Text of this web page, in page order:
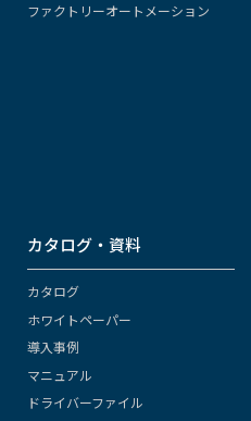
ファクトリーオートメーション
カタログ・資料
カタログ
ホワイトペーパー
導入事例
マニュアル
ドライバーファイル